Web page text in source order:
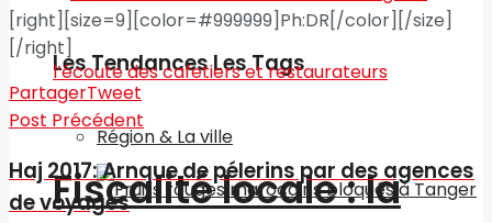
Les Tendances Les Tags
Région & La ville
Fiscalité locale : la
[right][size=9][color=#999999]Ph:DR[/color][/size]
[/right]
PartagerTweet
Post Précédent
Haj 2017: Arnque de pélerins par des agences
de voyages